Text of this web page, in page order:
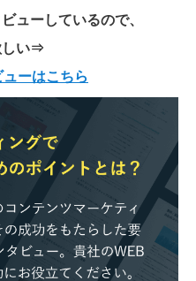
ューしているので、
い⇒
ーはこちら